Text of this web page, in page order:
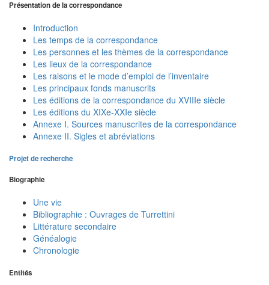
Présentation de la correspondance
Introduction
Les temps de la correspondance
Les personnes et les thèmes de la correspondance
Les lieux de la correspondance
Les raisons et le mode d’emploi de l’inventaire
Les principaux fonds manuscrits
Les éditions de la correspondance du XVIIIe siècle
Les éditions du XIXe-XXIe siècle
Annexe I. Sources manuscrites de la correspondance
Annexe II. Sigles et abréviations
Projet de recherche
Biographie
Une vie
Bibliographie : Ouvrages de Turrettini
Littérature secondaire
Généalogie
Chronologie
Entités